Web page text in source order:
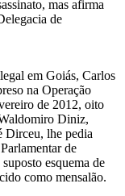
mas afirma
de
em Goiás, Carlos
na Operação
de 2012, oito
Diniz,
Dirceu, lhe pedia
de
esquema de
como mensalão.